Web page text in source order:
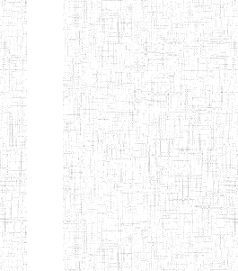
Etablissements
d'enseignement
normal
ENI